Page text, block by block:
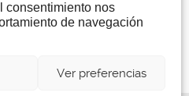
consentimiento nos
de navegación
Ver preferencias